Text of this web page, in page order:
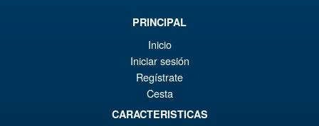
S.H.Figuarts Fist of the North
PRINCIPAL
Inicio
Iniciar sesión
Regístrate
Cesta
CARACTERISTICAS